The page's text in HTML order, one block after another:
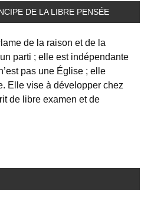
DE LA LIBRE PENSÉE
de la raison et de la
parti ; elle est indépendante
pas une Église ; elle
Elle vise à développer chez
de libre examen et de